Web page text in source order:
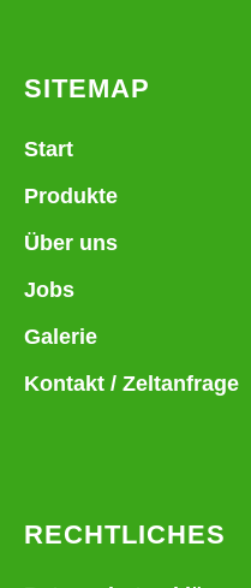
SITEMAP
Start
Produkte
Über uns
Jobs
Galerie
Kontakt / Zeltanfrage
RECHTLICHES